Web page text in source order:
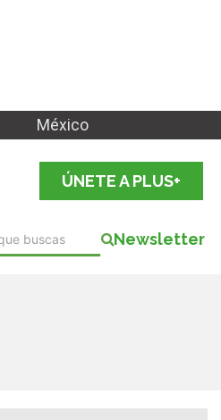
México
ÚNETE A PLUS+
Newsletter